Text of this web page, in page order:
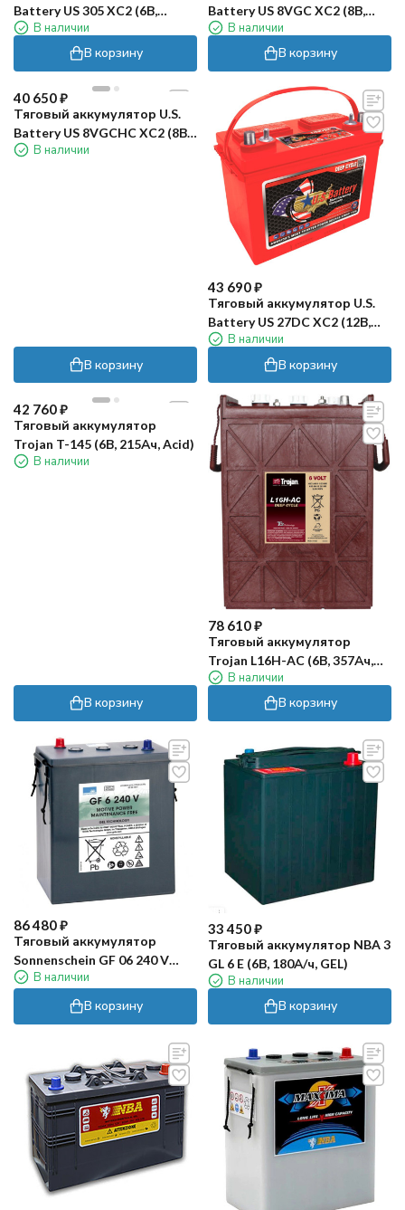
Battery US 305 XC2 (6В,
261Ач, кислота)
В наличии
В корзину
Battery US 8VGC XC2 (8В,
138Ач, кислота)
В наличии
В корзину
40 650₽
Тяговый аккумулятор U.S.
Battery US 8VGCHC XC2 (8В,
141Ач, кислота)
В наличии
В корзину
43 690₽
Тяговый аккумулятор U.S.
Battery US 27DC XC2 (12В,
90Ач, кислота)
В наличии
В корзину
42 760₽
Тяговый аккумулятор
Trojan T-145 (6В, 215Ач, Acid)
В наличии
В корзину
78 610₽
Тяговый аккумулятор
Trojan L16H-AC (6В, 357Ач,
Acid)В наличии
В корзину
86 480₽
Тяговый аккумулятор
Sonnenschein GF 06 240 V
(240Ач, GEL)
В наличии
В корзину
33 450₽
Тяговый аккумулятор NBA 3
GL 6 E (6В, 180А/ч, GEL)
В наличии
В корзину